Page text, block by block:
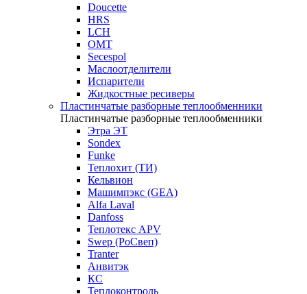
Doucette
HRS
LCH
OMT
Secespol
Маслоотделители
Испарители
Жидкостные ресиверы
Пластинчатые разборные теплообменники
Пластинчатые разборные теплообменники
Этра ЭТ
Sondex
Funke
Теплохит (ТИ)
Кельвион
Машимпэкс (GEA)
Alfa Laval
Danfoss
Теплотекс APV
Swep (РоСвеп)
Tranter
Анвитэк
КС
Теплоконтроль